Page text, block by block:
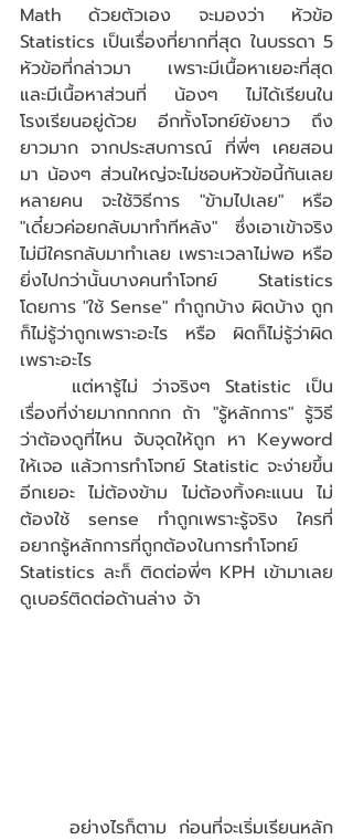
Math ด้วยตัวเอง จะมองว่า หัวข้อ
Statistics เป็นเรื่องที่ยากที่สุด ในบรรดา 5
หัวข้อที่กล่าวมา เพราะมีเนื้อหาเยอะที่สุด
และมีเนื้อหาส่วนที่ น้องๆ ไม่ได้เรียนใน
โรงเรียนอยู่ด้วย อีกทั้งโจทย์ยังยาว ถึง
ยาวมาก จากประสบการณ์ ที่พี่ๆ เคยสอน
มา น้องๆ ส่วนใหญ่จะไม่ชอบหัวข้อนี้กันเลย
หลายคน จะใช้วิธีการ "ข้ามไปเลย" หรือ
"เดี๋ยวค่อยกลับมาทำทีหลัง" ซึ่งเอาเข้าจริง
ไม่มีใครกลับมาทำเลย เพราะเวลาไม่พอ หรือ
ยิ่งไปกว่านั้นบางคนทำโจทย์ Statistics
โดยการ "ใช้ Sense" ทำถูกบ้าง ผิดบ้าง ถูก
ก็ไม่รู้ว่าถูกเพราะอะไร หรือ ผิดก็ไม่รู้ว่าผิด
เพราะอะไร
เรื่องที่ง่ายมากกกกก ถ้า "รู้หลักการ" รู้วิธี
ว่าต้องดูที่ไหน จับจุดให้ถูก หา Keyword
ให้เจอ แล้วการทำโจทย์ Statistic จะง่ายขึ้น
อีกเยอะ ไม่ต้องข้าม ไม่ต้องทิ้งคะแนน ไม่
ต้องใช้ sense ทำถูกเพราะรู้จริง ใครที่
อยากรู้หลักการที่ถูกต้องในการทำโจทย์
Statistics ละก็ ติดต่อพี่ๆ KPH เข้ามาเลย
ดูเบอร์ติดต่อด้านล่าง จ้า